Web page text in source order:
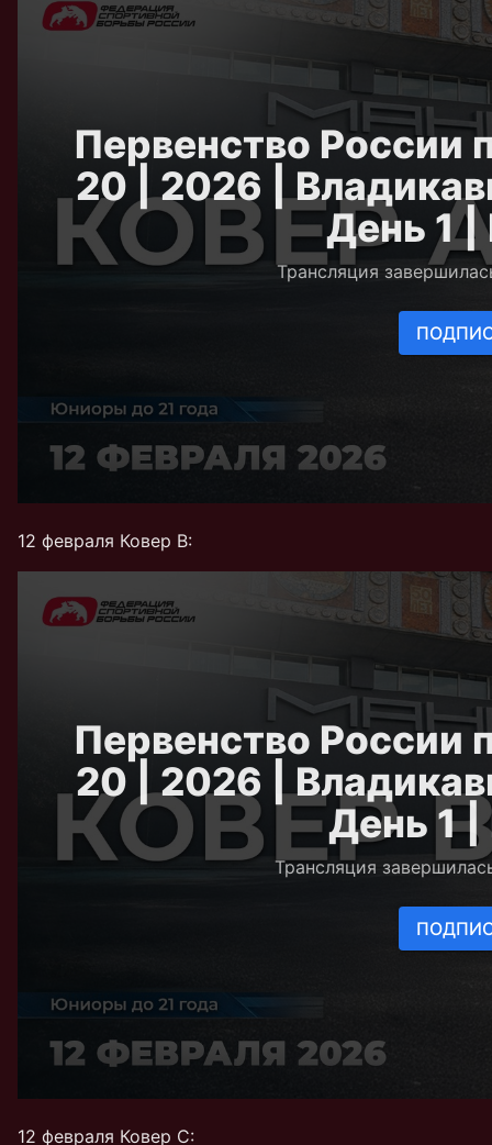
12 февраля Ковер В:
12 февраля Ковер C: